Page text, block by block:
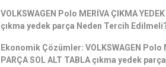
VOLKSWAGEN Polo MERİVA ÇIKMA
çıkma yedek parça Neden Tercih
Ekonomik Çözümler: VOLKSWAGEN Polo
PARÇA SOL ALT TABLA çıkma yedek